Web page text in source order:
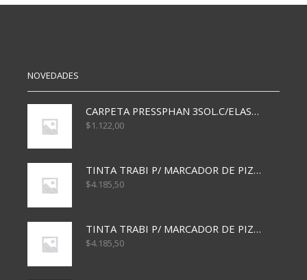
PLAST
cantidad
NOVEDADES
CARPETA PRESSPHAN 3SOL.C/ELAST MARRON A4 P01A
$1.122,00
TINTA TRABI P/ MARCADOR DE PIZARRA x30ml AZUL
$4.185,50
TINTA TRABI P/ MARCADOR DE PIZARRA x30ml ROJO
$4.185,50